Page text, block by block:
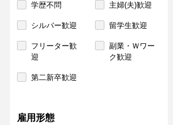
学歴不問 主婦(夫)歓迎
シルバー歓迎 留学生歓迎
フリーター歓
迎
副業・Ｗワー
ク歓迎
第二新卒歓迎
雇用形態